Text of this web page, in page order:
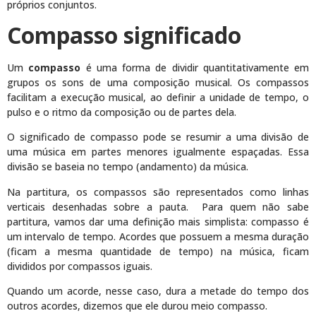
próprios conjuntos.
Compasso significado
Um compasso é uma forma de dividir quantitativamente em
grupos os sons de uma composição musical. Os compassos
facilitam a execução musical, ao definir a unidade de tempo, o
pulso e o ritmo da composição ou de partes dela.
O significado de compasso pode se resumir a uma divisão de
uma música em partes menores igualmente espaçadas. Essa
divisão se baseia no tempo (andamento) da música.
Na partitura, os compassos são representados como linhas
verticais desenhadas sobre a pauta. Para quem não sabe
partitura, vamos dar uma definição mais simplista: compasso é
um intervalo de tempo. Acordes que possuem a mesma duração
(ficam a mesma quantidade de tempo) na música, ficam
divididos por compassos iguais.
Quando um acorde, nesse caso, dura a metade do tempo dos
outros acordes, dizemos que ele durou meio compasso.